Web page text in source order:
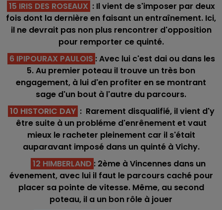
15 IRIS DES ROSEAUX : Il vient de s'imposer par deux
fois dont la dernière en faisant un entraînement. Ici,
il ne devrait pas non plus rencontrer d'opposition
pour remporter ce quinté.
6 IPIPOURAX PAULOIS : Avec lui c'est dai ou dans les
5. Au premier poteau il trouve un très bon
engagement, à lui d'en profiter en se montrant
sage d'un bout à l'autre du parcours.
10 HISTORIC DAY : Rarement disqualifié, il vient d'y
être suite à un probléme d'enrênement et vaut
mieux le racheter pleinement car il s'était
auparavant imposé dans un quinté à Vichy.
12 HIMBERLAND : 2ème à Vincennes dans un
évenement, avec lui il faut le parcours caché pour
placer sa pointe de vitesse. Même, au second
poteau, il a un bon rôle à jouer